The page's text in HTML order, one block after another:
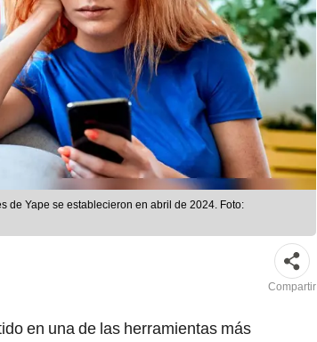
de Yape se establecieron en abril de 2024. Foto:
Compartir
en una de las herramientas más